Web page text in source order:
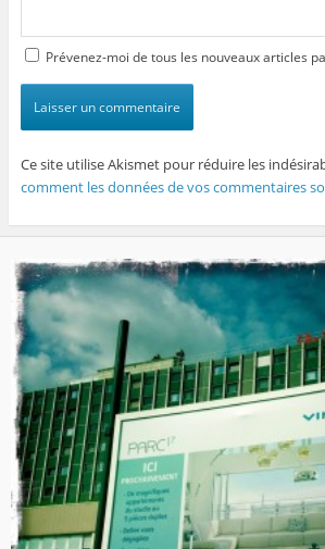
Prévenez-moi de tous les nouveaux articles
Ce site utilise Akismet pour réduire les
comment les données de vos commentaires